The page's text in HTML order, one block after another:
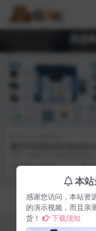
高速
现代电子系统的关键支...
3 月前 128
Copyright © 2026
湘ICP
本
感谢您访问，本站资
的演示视频，而且亲
货！
下载须知